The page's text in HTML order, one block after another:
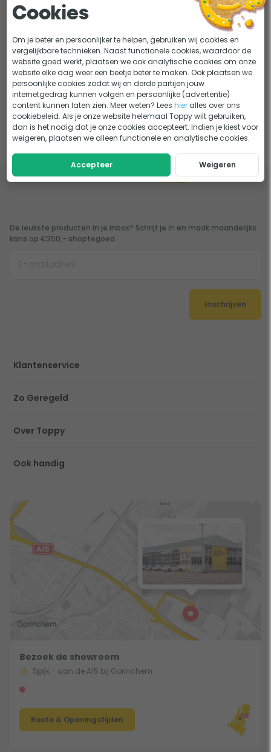
De leukste producten in je inbox? Schrijf je in en maak maandelijks
kans op €250,- shoptegoed.
Inschrijven
Klantenservice
Zo Geregeld
Over Toppy
Ook handig
Bezoek de showroom
Spijk - aan de A15 bij Gorinchem
Route & Openingstijden
Cookies
Om je beter en persoonlijker te helpen, gebruiken wij cookies en
vergelijkbare technieken. Naast functionele cookies, waardoor de
website goed werkt, plaatsen we ook analytische cookies om onze
website elke dag weer een beetje beter te maken. Ook plaatsen we
persoonlijke cookies zodat wij en derde partijen jouw
internetgedrag kunnen volgen en persoonlijke (advertentie)
content kunnen laten zien. Meer weten? Leeshier alles over ons
cookiebeleid. Als je onze website helemaal Toppy wilt gebruiken,
dan is het nodig dat je onze cookies accepteert. Indien je kiest voor
weigeren, plaatsen we alleen functionele en analytische cookies.
Accepteer Weigeren